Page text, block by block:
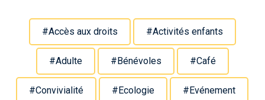
#Accès aux droits #Activités enfants
#Adulte #Bénévoles #Café
#Convivialité #Ecologie #Evénement